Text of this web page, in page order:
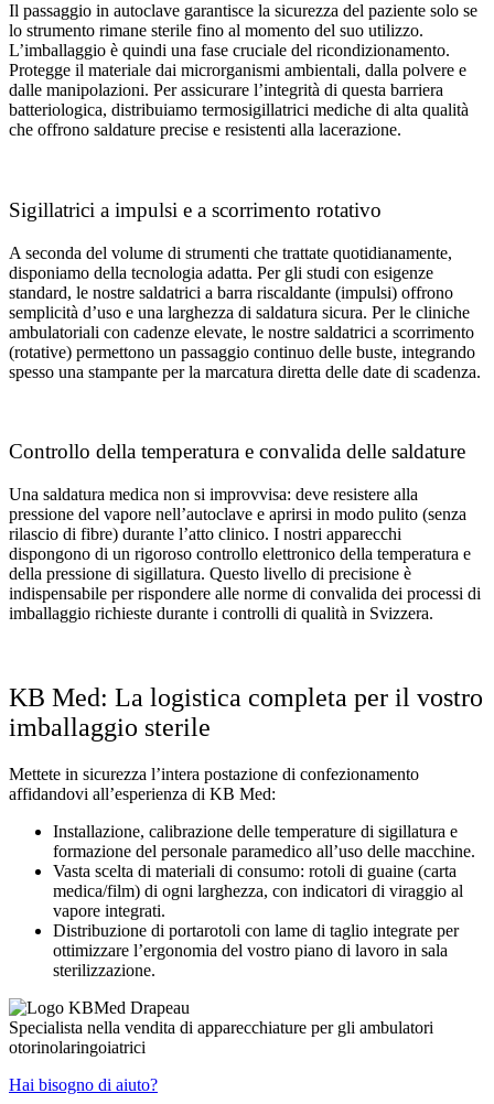
Il passaggio in autoclave garantisce la sicurezza del paziente solo se
lo strumento rimane sterile fino al momento del suo utilizzo.
L’imballaggio è quindi una fase cruciale del ricondizionamento.
Protegge il materiale dai microrganismi ambientali, dalla polvere e
dalle manipolazioni. Per assicurare l’integrità di questa barriera
batteriologica, distribuiamo termosigillatrici mediche di alta qualità
che offrono saldature precise e resistenti alla lacerazione.
Sigillatrici a impulsi e a scorrimento rotativo
A seconda del volume di strumenti che trattate quotidianamente,
disponiamo della tecnologia adatta. Per gli studi con esigenze
standard, le nostre saldatrici a barra riscaldante (impulsi) offrono
semplicità d’uso e una larghezza di saldatura sicura. Per le cliniche
ambulatoriali con cadenze elevate, le nostre saldatrici a scorrimento
(rotative) permettono un passaggio continuo delle buste, integrando
spesso una stampante per la marcatura diretta delle date di scadenza.
Controllo della temperatura e convalida delle saldature
Una saldatura medica non si improvvisa: deve resistere alla
pressione del vapore nell’autoclave e aprirsi in modo pulito (senza
rilascio di fibre) durante l’atto clinico. I nostri apparecchi
dispongono di un rigoroso controllo elettronico della temperatura e
della pressione di sigillatura. Questo livello di precisione è
indispensabile per rispondere alle norme di convalida dei processi di
imballaggio richieste durante i controlli di qualità in Svizzera.
KB Med: La logistica completa per il vostro
imballaggio sterile
Mettete in sicurezza l’intera postazione di confezionamento
affidandovi all’esperienza di KB Med:
Installazione, calibrazione delle temperature di sigillatura e
formazione del personale paramedico all’uso delle macchine.
Vasta scelta di materiali di consumo: rotoli di guaine (carta
medica/film) di ogni larghezza, con indicatori di viraggio al
vapore integrati.
Distribuzione di portarotoli con lame di taglio integrate per
ottimizzare l’ergonomia del vostro piano di lavoro in sala
sterilizzazione.
Specialista nella vendita di apparecchiature per gli ambulatori
otorinolaringoiatrici
Hai bisogno di aiuto?